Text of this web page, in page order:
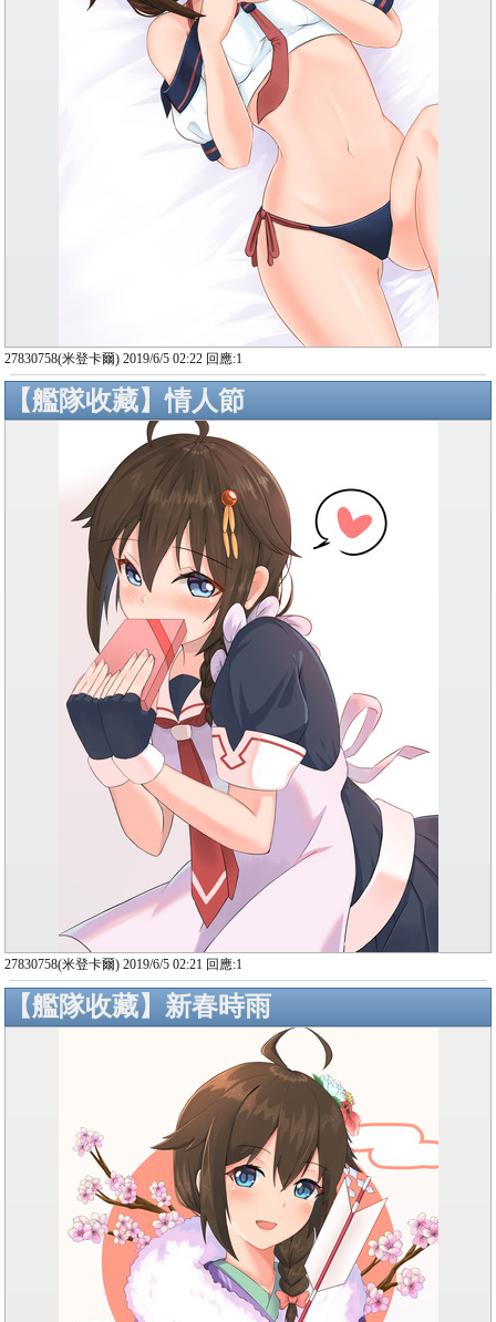
27830758(米登卡爾) 2019/6/5 02:22 回應:1
【艦隊收藏】情人節
27830758(米登卡爾) 2019/6/5 02:21 回應:1
【艦隊收藏】新春時雨